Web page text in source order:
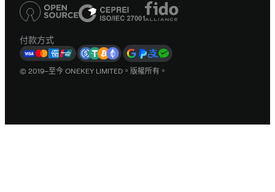
付款方式
© 2019–至今 ONEKEY LIMITED。版權所有。